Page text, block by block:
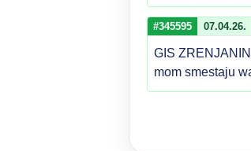
#345595 07.04.26.
GIS
mom smestaju